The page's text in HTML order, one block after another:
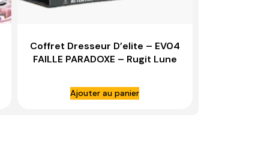
Coffret Dresseur D’elite – EV04
FAILLE PARADOXE – Rugit Lune
Ajouter au panier